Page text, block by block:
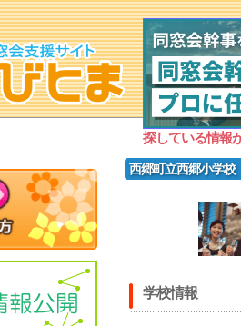
探している情報
西郷町立西郷小学校
学校情報